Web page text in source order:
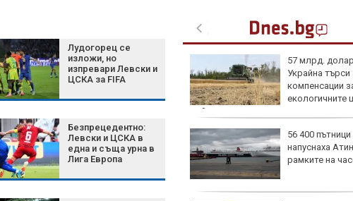
Лудогорец се
изложи, но
изпревари Левски и
ЦСКА за FIFA
Безпрецедентно:
Левски и ЦСКА в
една и съща урна в
Лига Европа
Бебета фламинго
получиха първите си
"паспорти" в резерват
край Малага
Психолог за
убийството в
Пловдив: Социалните
57 млрд.
Украйна търси
компенсации
екологичните
войната
56 400 пътници
напуснаха
рамките на